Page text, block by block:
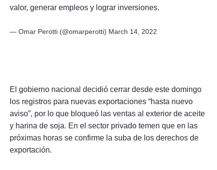
valor, generar empleos y lograr inversiones.
— Omar Perotti (@omarperotti) March 14, 2022
El gobierno nacional decidió cerrar desde este domingo
los registros para nuevas exportaciones “hasta nuevo
aviso”, por lo que bloqueó las ventas al exterior de aceite
y harina de soja. En el sector privado temen que en las
próximas horas se confirme la suba de los derechos de
exportación.